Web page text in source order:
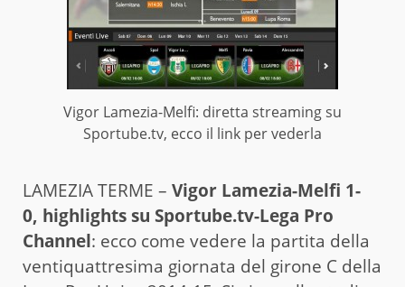
Vigor Lamezia-Melfi: diretta streaming su
Sportube.tv, ecco il link per vederla
LAMEZIA TERME – Vigor Lamezia-Melfi 1-
0, highlights su Sportube.tv-Lega Pro
Channel: ecco come vedere la partita della
ventiquattresima giornata del girone C della